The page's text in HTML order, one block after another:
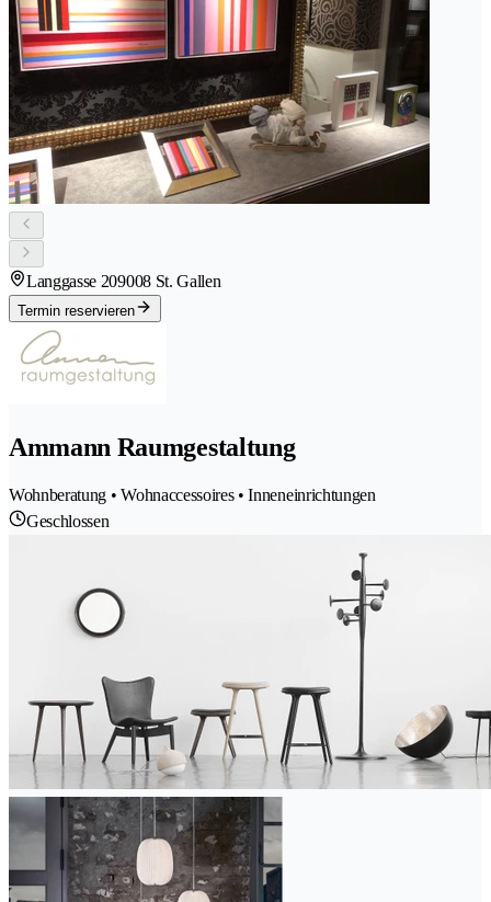
Langgasse 209008 St. Gallen
Termin reservieren
Ammann Raumgestaltung
Wohnberatung • Wohnaccessoires • Inneneinrichtungen
Geschlossen